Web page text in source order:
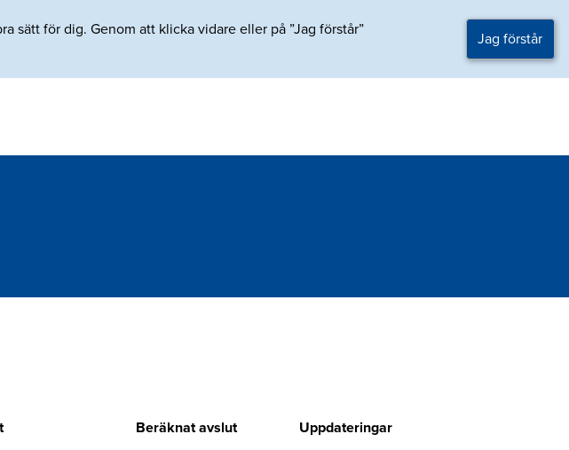
sätt för dig. Genom att klicka vidare eller på ”Jag förstår”
Jag förstår
Beräknat avslut Uppdateringar